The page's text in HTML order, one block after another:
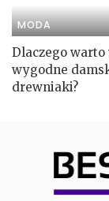
MODA
Dlaczego
wygodne
drewniaki?